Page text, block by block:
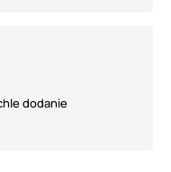
dodanie